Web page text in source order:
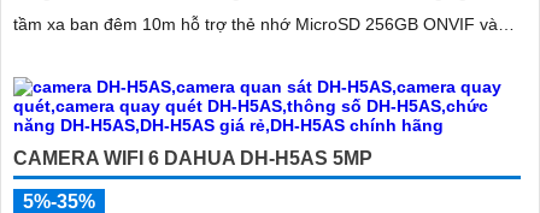
tầm xa ban đêm 10m hỗ trợ thẻ nhớ MicroSD 256GB ONVIF và
CAMERA WIFI 6 DAHUA DH-H5AS 5MP
5%-35%